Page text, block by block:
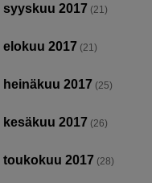
syyskuu 2017 (21)
elokuu 2017 (21)
heinäkuu 2017 (25)
kesäkuu 2017 (26)
toukokuu 2017 (28)